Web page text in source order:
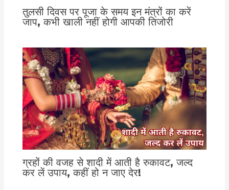
तुलसी दिवस पर पूजा के समय इन मंत्रों का करें
जाप, कभी खाली नहीं होगी आपकी तिजोरी
ग्रहों की वजह से शादी में आती है रुकावट, जल्द
कर लें उपाय, कहीं हो न जाए देर!